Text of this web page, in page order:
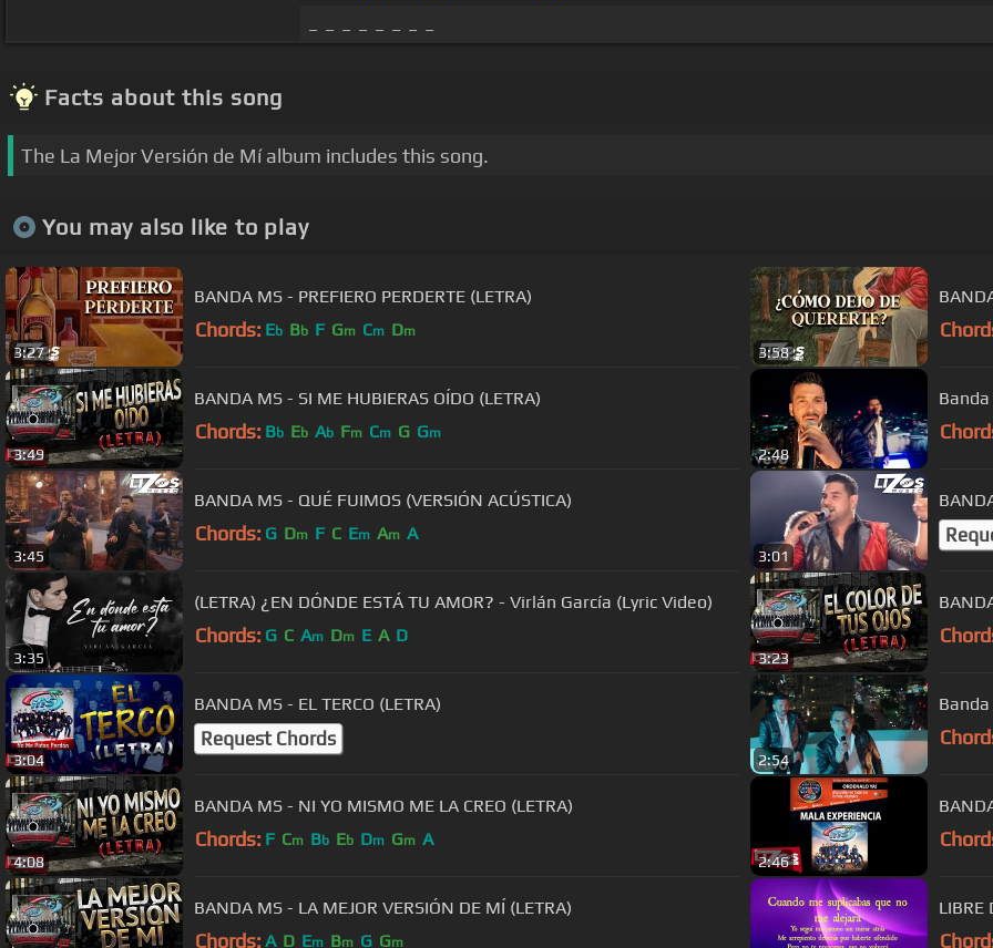
Facts about this song
The La Mejor Versión de Mí album includes this song.
You may also like to play
3:27
BANDA MS - PREFIERO PERDERTE (LETRA)
Chords: Eb Bb F Gm Cm Dm
3:58
3:49
BANDA MS - SI ME HUBIERAS OÍDO (LETRA)
Chords: Bb Eb Ab Fm Cm G Gm
2:48
3:45
BANDA MS - QUÉ FUIMOS (VERSIÓN ACÚSTICA)
Chords: G Dm F C Em Am A
3:01
3:35
(LETRA) ¿EN DÓNDE ESTÁ TU AMOR? - Virlán García (Lyric Video)
Chords: G C Am Dm E A D
3:23
3:04
BANDA MS - EL TERCO (LETRA)
Request Chords
2:54
4:08
BANDA MS - NI YO MISMO ME LA CREO (LETRA)
Chords: F Cm Bb Eb Dm Gm A
2:46
BANDA MS - LA MEJOR VERSIÓN DE MÍ (LETRA)
Chords: A D Em Bm G Gm
LIBRE